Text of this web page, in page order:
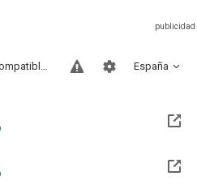
España
Sitios compatibles
01 Ene 2100 (Quedan 73 años)